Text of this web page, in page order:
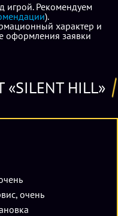
игрой. Рекомендуем
).
характер и
оформления заявки
HILL»
очень